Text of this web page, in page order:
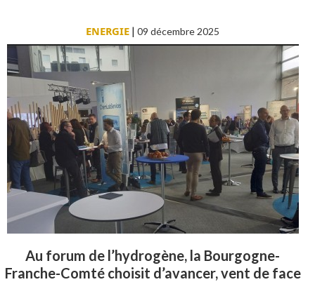
ENERGIE |09 décembre 2025
Au forum de l’hydrogène, la Bourgogne-
Franche-Comté choisit d’avancer, vent de face